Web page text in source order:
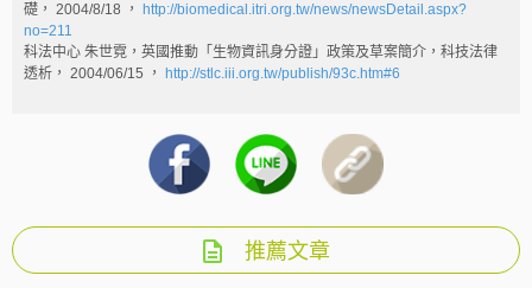
礎， 2004/8/18 ，
http://biomedical.itri.org.tw/news/newsDetail.aspx?
no=211
科法中心 朱世霓，英國推動「生物資訊身分證」政策及草案簡介，科技法律
透析， 2004/06/15 ，
http://stlc.iii.org.tw/publish/93c.htm#6
推薦文章